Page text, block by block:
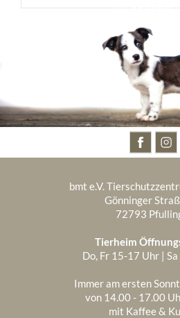
bmt e.V.
Gönninger
72793
Tierheim
Do, Fr 15-17 Uhr |
Immer am ersten
von 14.00 - 17.00
mit Kaffee &